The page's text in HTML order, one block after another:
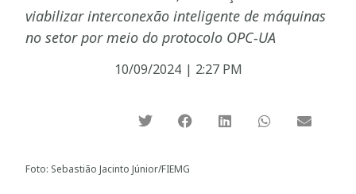
viabilizar interconexão inteligente de máquinas
no setor por meio do protocolo OPC-UA
10/09/2024 | 2:27 PM
Foto: Sebastião Jacinto Júnior/FIEMG